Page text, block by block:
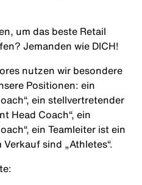
um das beste Retail
Jemanden wie DICH!
nutzen wir besondere
Positionen: ein
ein stellvertretender
Head Coach“, ein
ein Teamleiter ist ein
sind „Athletes“.
: